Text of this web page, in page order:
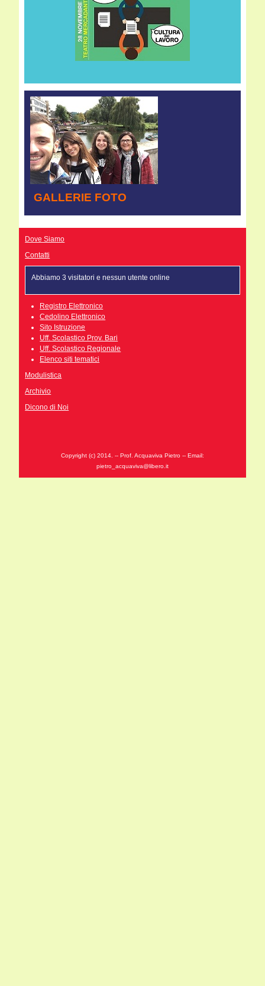
GALLERIE FOTO
Dove Siamo
Contatti
Abbiamo 3 visitatori e nessun utente online
Registro Elettronico
Cedolino Elettronico
Sito Istruzione
Uff. Scolastico Prov. Bari
Uff. Scolastico Regionale
Elenco siti tematici
Modulistica
Archivio
Dicono di Noi
Copyright (c) 2014. -- Prof. Acquaviva Pietro -- Email:
pietro_acquaviva@libero.it